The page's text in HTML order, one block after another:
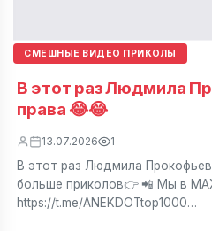
СМЕШНЫЕ ВИДЕО ПРИКОЛЫ
В этот раз Людмила
права 😂😂
13.07.2026 1
В этот раз Людмила
больше приколов👉 📲 Мы в
https://t.me/ANEKDOTtop1000…